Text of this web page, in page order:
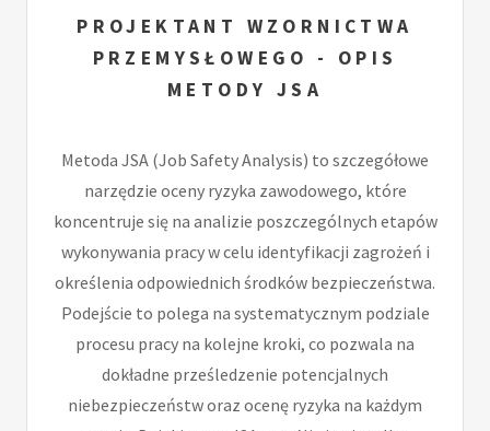
PROJEKTANT WZORNICTWA
PRZEMYSŁOWEGO - OPIS
METODY JSA
Metoda JSA (Job Safety Analysis) to szczegółowe
narzędzie oceny ryzyka zawodowego, które
koncentruje się na analizie poszczególnych etapów
wykonywania pracy w celu identyfikacji zagrożeń i
określenia odpowiednich środków bezpieczeństwa.
Podejście to polega na systematycznym podziale
procesu pracy na kolejne kroki, co pozwala na
dokładne prześledzenie potencjalnych
niebezpieczeństw oraz ocenę ryzyka na każdym